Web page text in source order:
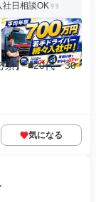
社日相談OK
須】 ■20代・30
気になる